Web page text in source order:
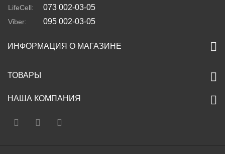
LifeCell: 073 002-03-05
Viber: 095 002-03-05
ИНФОРМАЦИЯ О МАГАЗИНЕ
ТОВАРЫ
НАША КОМПАНИЯ